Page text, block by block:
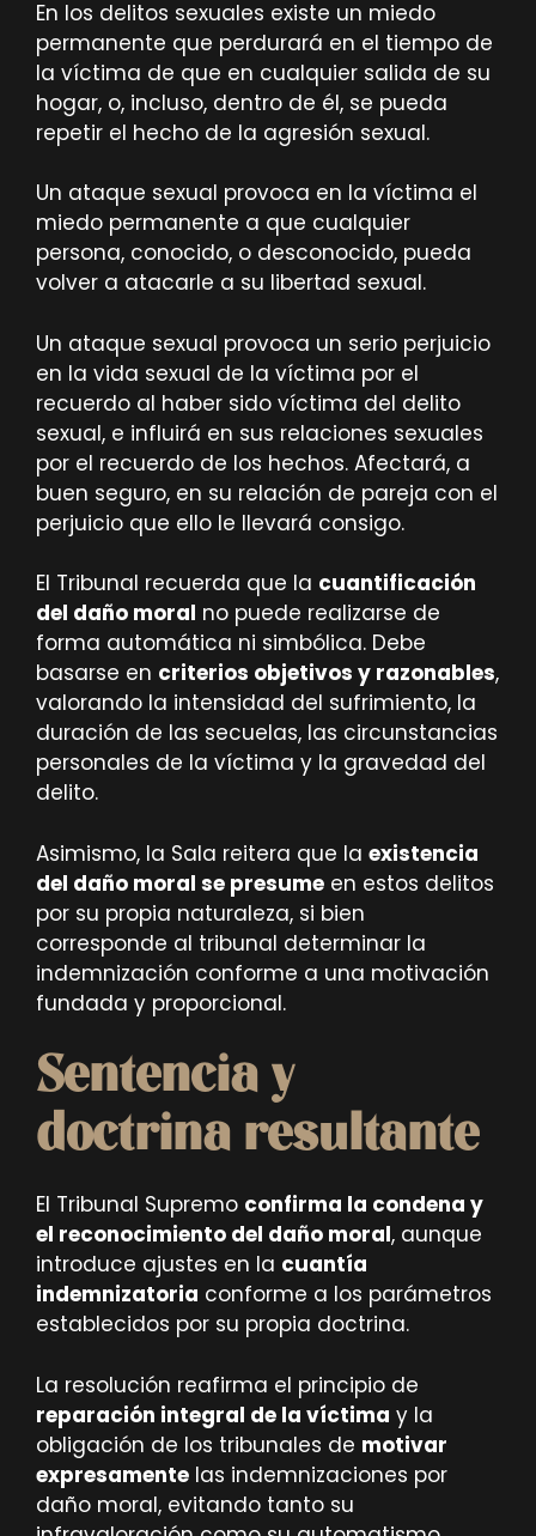
En los delitos sexuales existe un miedo
permanente que perdurará en el tiempo de
la víctima de que en cualquier salida de su
hogar, o, incluso, dentro de él, se pueda
repetir el hecho de la agresión sexual.
Un ataque sexual provoca en la víctima el
miedo permanente a que cualquier
persona, conocido, o desconocido, pueda
volver a atacarle a su libertad sexual.
Un ataque sexual provoca un serio perjuicio
en la vida sexual de la víctima por el
recuerdo al haber sido víctima del delito
sexual, e influirá en sus relaciones sexuales
por el recuerdo de los hechos. Afectará, a
buen seguro, en su relación de pareja con el
perjuicio que ello le llevará consigo.
El Tribunal recuerda que la cuantificación
del daño moral no puede realizarse de
forma automática ni simbólica. Debe
basarse en criterios objetivos y razonables,
valorando la intensidad del sufrimiento, la
duración de las secuelas, las circunstancias
personales de la víctima y la gravedad del
delito.
Asimismo, la Sala reitera que la existencia
del daño moral se presume en estos delitos
por su propia naturaleza, si bien
corresponde al tribunal determinar la
indemnización conforme a una motivación
fundada y proporcional.
Sentencia y
doctrina resultante
El Tribunal Supremo confirma la condena y
el reconocimiento del daño moral, aunque
introduce ajustes en la cuantía
indemnizatoria conforme a los parámetros
establecidos por su propia doctrina.
La resolución reafirma el principio de
reparación integral de la víctima y la
obligación de los tribunales de motivar
expresamente las indemnizaciones por
daño moral, evitando tanto su